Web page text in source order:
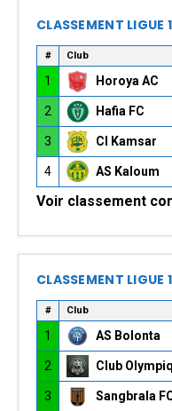
CLASSEMENT LIGUE
# Club
1 Horoya AC
2 Hafia FC
3 CI Kamsar
4 AS Kaloum
Voir classement
CLASSEMENT LIGUE
# Club
1 AS Bolonta
2 Club
3 Sangbrala